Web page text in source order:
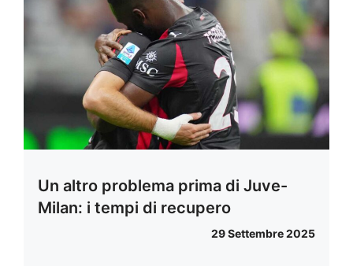
Un altro problema prima di Juve-
Milan: i tempi di recupero
29 Settembre 2025